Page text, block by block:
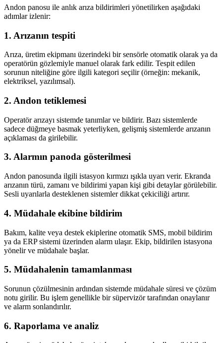
Andon panosu ile anlık arıza bildirimleri yönetilirken aşağıdaki
adımlar izlenir:
1. Arızanın tespiti
Arıza, üretim ekipmanı üzerindeki bir sensörle otomatik olarak ya da
operatörün gözlemiyle manuel olarak fark edilir. Tespit edilen
sorunun niteliğine göre ilgili kategori seçilir (örneğin: mekanik,
elektriksel, yazılımsal).
2. Andon tetiklemesi
Operatör arızayı sistemde tanımlar ve bildirir. Bazı sistemlerde
sadece düğmeye basmak yeterliyken, gelişmiş sistemlerde arızanın
açıklaması da girilebilir.
3. Alarmın panoda gösterilmesi
Andon panosunda ilgili istasyon kırmızı ışıkla uyarı verir. Ekranda
arızanın türü, zamanı ve bildirimi yapan kişi gibi detaylar görülebilir.
Sesli uyarılarla desteklenen sistemler dikkat çekiciliği artırır.
4. Müdahale ekibine bildirim
Bakım, kalite veya destek ekiplerine otomatik SMS, mobil bildirim
ya da ERP sistemi üzerinden alarm ulaşır. Ekip, bildirilen istasyona
yönelir ve müdahale başlar.
5. Müdahalenin tamamlanması
Sorunun çözülmesinin ardından sistemde müdahale süresi ve çözüm
notu girilir. Bu işlem genellikle bir süpervizör tarafından onaylanır
ve alarm sonlandırılır.
6. Raporlama ve analiz